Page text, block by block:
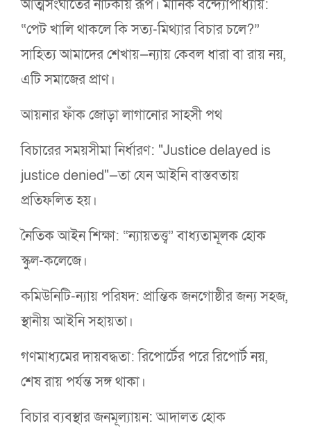
আত্মসংঘাতের নাটকীয় রূপ। মানিক বন্দ্যোপাধ্যায়:
“পেট খালি থাকলে কি সত্য-মিথ্যার বিচার চলে?”
সাহিত্য আমাদের শেখায়—ন্যায় কেবল ধারা বা রায় নয়,
এটি সমাজের প্রাণ।
আয়নার ফাঁক জোড়া লাগানোর সাহসী পথ
বিচারের সময়সীমা নির্ধারণ: "Justice delayed is
justice denied"—তা যেন আইনি বাস্তবতায়
প্রতিফলিত হয়।
নৈতিক আইন শিক্ষা: “ন্যায়তত্ত্ব” বাধ্যতামূলক হোক
স্কুল-কলেজে।
কমিউনিটি-ন্যায় পরিষদ: প্রান্তিক জনগোষ্ঠীর জন্য সহজ,
স্থানীয় আইনি সহায়তা।
গণমাধ্যমের দায়বদ্ধতা: রিপোর্টের পরে রিপোর্ট নয়,
শেষ রায় পর্যন্ত সঙ্গ থাকা।
বিচার ব্যবস্থার জনমূল্যায়ন: আদালত হোক